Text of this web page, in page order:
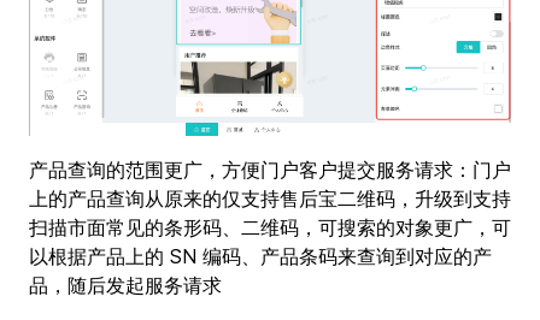
产品查询的范围更广，方便门户客户提交服务请求：门户
上的产品查询从原来的仅支持售后宝二维码，升级到支持
扫描市面常见的条形码、二维码，可搜索的对象更广，可
以根据产品上的 SN 编码、产品条码来查询到对应的产
品，随后发起服务请求